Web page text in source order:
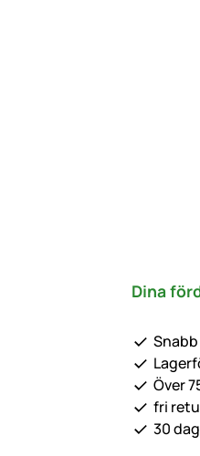
Dina
Över
fri
30